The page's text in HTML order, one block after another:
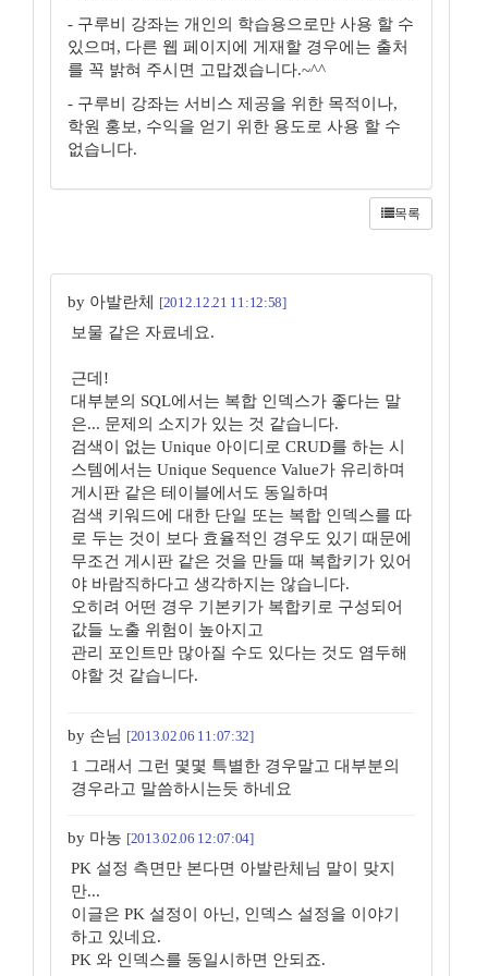
- 구루비 강좌는 개인의 학습용으로만 사용 할 수
있으며, 다른 웹 페이지에 게재할 경우에는 출처
를 꼭 밝혀 주시면 고맙겠습니다.~^^
- 구루비 강좌는 서비스 제공을 위한 목적이나,
학원 홍보, 수익을 얻기 위한 용도로 사용 할 수
없습니다.
목록
by 아발란체 [2012.12.21 11:12:58]
보물 같은 자료네요.
근데!
대부분의 SQL에서는 복합 인덱스가 좋다는 말
은... 문제의 소지가 있는 것 같습니다.
검색이 없는 Unique 아이디로 CRUD를 하는 시
스템에서는 Unique Sequence Value가 유리하며
게시판 같은 테이블에서도 동일하며
검색 키워드에 대한 단일 또는 복합 인덱스를 따
로 두는 것이 보다 효율적인 경우도 있기 때문에
무조건 게시판 같은 것을 만들 때 복합키가 있어
야 바람직하다고 생각하지는 않습니다.
오히려 어떤 경우 기본키가 복합키로 구성되어
값들 노출 위험이 높아지고
관리 포인트만 많아질 수도 있다는 것도 염두해
야할 것 같습니다.
by 손님 [2013.02.06 11:07:32]
1 그래서 그런 몇몇 특별한 경우말고 대부분의
경우라고 말씀하시는듯 하네요
by 마농 [2013.02.06 12:07:04]
PK 설정 측면만 본다면 아발란체님 말이 맞지
만...
이글은 PK 설정이 아닌, 인덱스 설정을 이야기
하고 있네요.
PK 와 인덱스를 동일시하면 안되죠.